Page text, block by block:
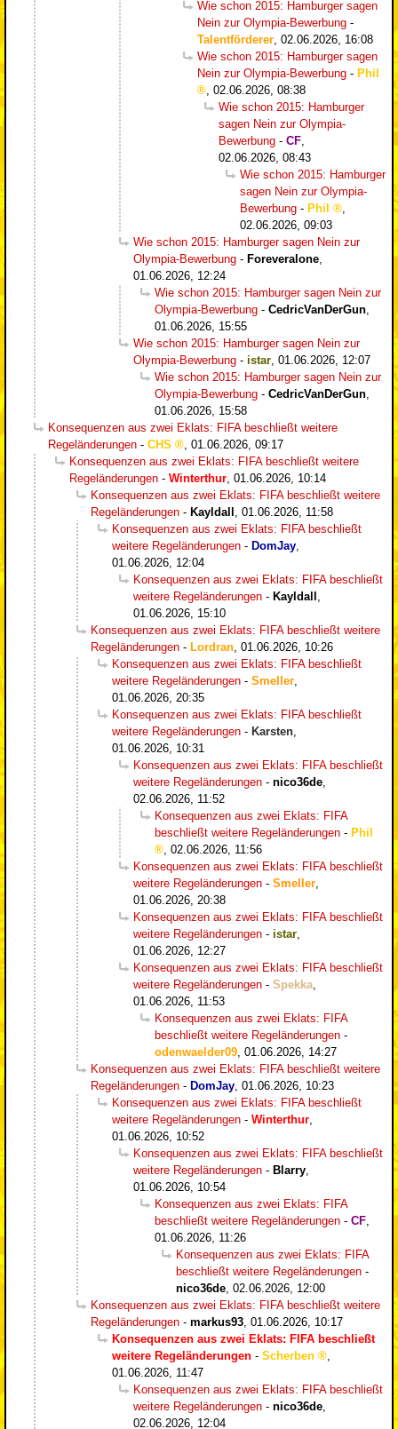
Wie schon 2015: Hamburger sagen
Nein zur Olympia-Bewerbung -
Talentförderer 02.06.2026, 16:08
Wie schon 2015: Hamburger sagen
Nein zur Olympia-Bewerbung - Phil
02.06.2026, 08:38
Wie schon 2015: Hamburger
sagen Nein zur Olympia-
Bewerbung - CF
02.06.2026, 08:43
Wie schon 2015: Hamburger
sagen Nein zur Olympia-
Bewerbung - Phil
02.06.2026, 09:03
Wie schon 2015: Hamburger sagen Nein zur
Olympia-Bewerbung - Foreveralone
01.06.2026, 12:24
Wie schon 2015: Hamburger sagen Nein zur
Olympia-Bewerbung - CedricVanDerGun
01.06.2026, 15:55
Wie schon 2015: Hamburger sagen Nein zur
Olympia-Bewerbung - istar 01.06.2026, 12:07
Wie schon 2015: Hamburger sagen Nein zur
Olympia-Bewerbung - CedricVanDerGun
01.06.2026, 15:58
Konsequenzen aus zwei Eklats: FIFA beschließt weitere
Regeländerungen - CHS
01.06.2026, 09:17
Konsequenzen aus zwei Eklats: FIFA beschließt weitere
Regeländerungen - Winterthur 01.06.2026, 10:14
Konsequenzen aus zwei Eklats: FIFA beschließt weitere
Regeländerungen - Kayldall
01.06.2026, 11:58
Konsequenzen aus zwei Eklats: FIFA beschließt
weitere Regeländerungen - DomJay
01.06.2026, 12:04
Konsequenzen aus zwei Eklats: FIFA beschließt
weitere Regeländerungen - Kayldall
01.06.2026, 15:10
Konsequenzen aus zwei Eklats: FIFA beschließt weitere
Regeländerungen - Lordran 01.06.2026, 10:26
Konsequenzen aus zwei Eklats: FIFA beschließt
weitere Regeländerungen - Smeller
01.06.2026, 20:35
Konsequenzen aus zwei Eklats: FIFA beschließt
weitere Regeländerungen - Karsten
01.06.2026, 10:31
Konsequenzen aus zwei Eklats: FIFA beschließt
weitere Regeländerungen - nico36de
02.06.2026, 11:52
Konsequenzen aus zwei Eklats: FIFA
beschließt weitere Regeländerungen - Phil
02.06.2026, 11:56
Konsequenzen aus zwei Eklats: FIFA beschließt
weitere Regeländerungen - Smeller
01.06.2026, 20:38
Konsequenzen aus zwei Eklats: FIFA beschließt
weitere Regeländerungen - istar
01.06.2026, 12:27
Konsequenzen aus zwei Eklats: FIFA beschließt
weitere Regeländerungen - Spekka
01.06.2026, 11:53
Konsequenzen aus zwei Eklats: FIFA
beschließt weitere Regeländerungen -
odenwaelder09 01.06.2026, 14:27
Konsequenzen aus zwei Eklats: FIFA beschließt weitere
Regeländerungen - DomJay 01.06.2026, 10:23
Konsequenzen aus zwei Eklats: FIFA beschließt
weitere Regeländerungen - Winterthur
01.06.2026, 10:52
Konsequenzen aus zwei Eklats: FIFA beschließt
weitere Regeländerungen - Blarry
01.06.2026, 10:54
Konsequenzen aus zwei Eklats: FIFA
beschließt weitere Regeländerungen - CF
01.06.2026, 11:26
Konsequenzen aus zwei Eklats: FIFA
beschließt weitere Regeländerungen -
nico36de 02.06.2026, 12:00
Konsequenzen aus zwei Eklats: FIFA beschließt weitere
Regeländerungen - markus93 01.06.2026, 10:17
Konsequenzen aus zwei Eklats: FIFA beschließt
weitere Regeländerungen - Scherben
01.06.2026, 11:47
Konsequenzen aus zwei Eklats: FIFA beschließt
weitere Regeländerungen - nico36de
02.06.2026, 12:04